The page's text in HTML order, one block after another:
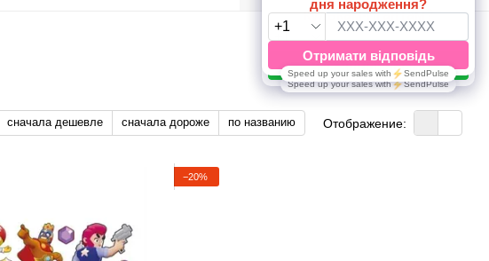
сначала дешевле сначала дороже по названию Отображение:
−20%